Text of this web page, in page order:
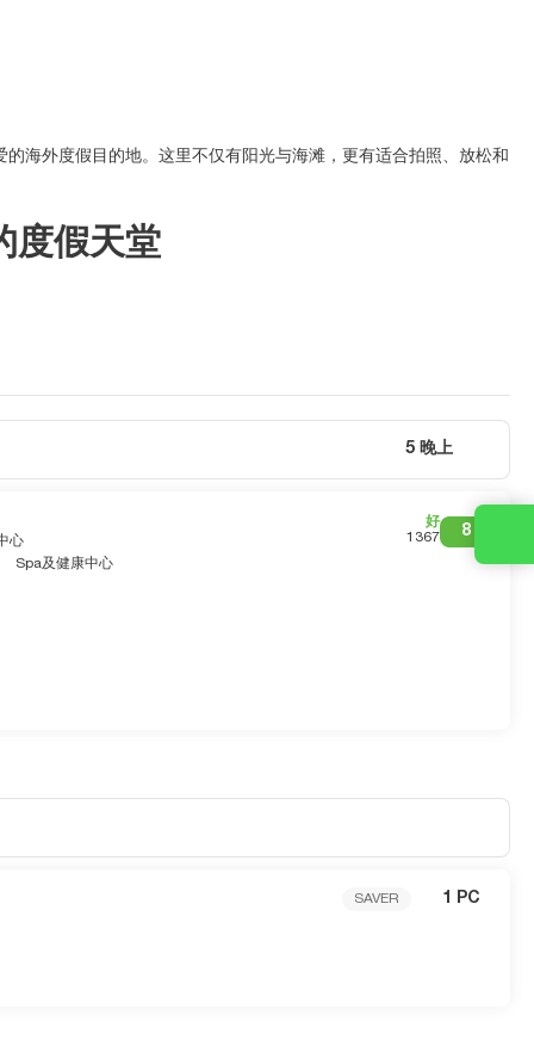
度假天堂
海外度假目的地。这里不仅有阳光与海滩，更有适合拍照、放松和
5 晚上
心
8
好
1367
Spa及健康中心
SAVER 1 PC